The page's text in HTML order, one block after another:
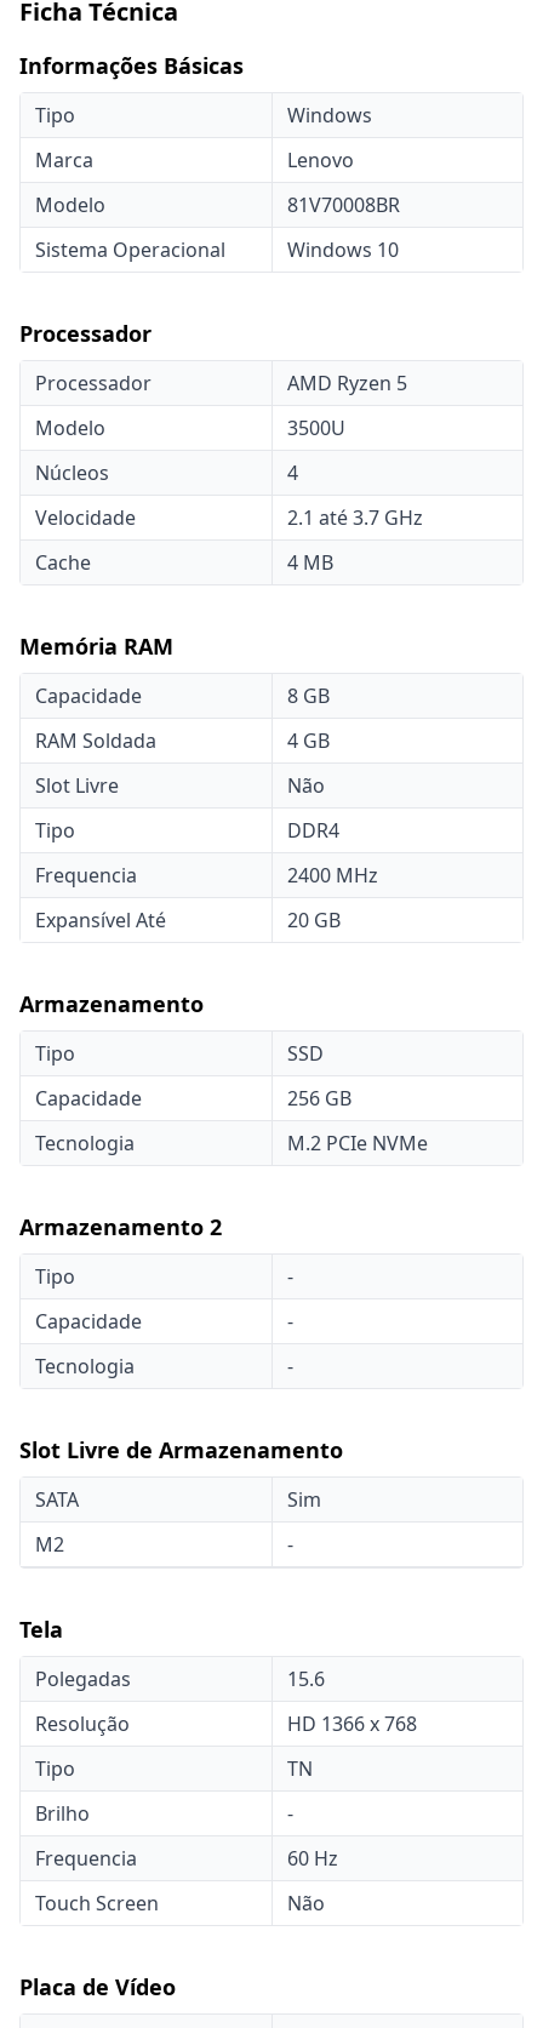
Ficha Técnica
Informações Básicas
Tipo
Windows
Marca
Lenovo
Modelo
81V70008BR
Sistema Operacional
Windows 10
Processador
Processador
AMD Ryzen 5
Modelo
3500U
Núcleos
4
Velocidade
2.1 até 3.7 GHz
Cache
4 MB
Memória RAM
Capacidade
8 GB
RAM Soldada
4 GB
Slot Livre
Não
Tipo
DDR4
Frequencia
2400 MHz
Expansível Até
20 GB
Armazenamento
Tipo
SSD
Capacidade
256 GB
Tecnologia
M.2 PCIe NVMe
Armazenamento 2
Tipo
-
Capacidade
-
Tecnologia
-
Slot Livre de Armazenamento
SATA
Sim
M2
-
Tela
Polegadas
15.6
Resolução
HD 1366 x 768
Tipo
TN
Brilho
-
Frequencia
60 Hz
Touch Screen
Não
Placa de Vídeo